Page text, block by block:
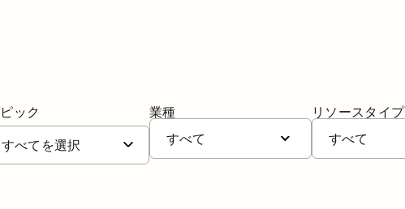
ピック
業種
すべて
リソースタイプ
すべて